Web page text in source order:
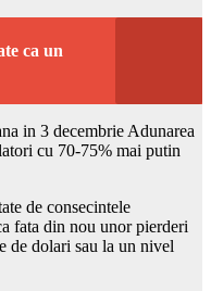
ca un
in 3 decembrie Adunarea
cu 70-75% mai putin
de consecintele
fata din nou unor pierderi
de dolari sau la un nivel